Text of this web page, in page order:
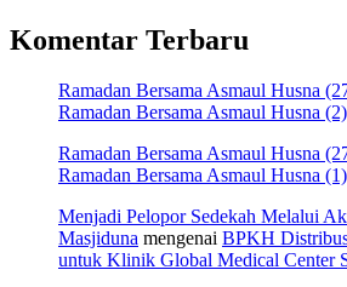
Komentar Terbaru
Ramadan Bersama Asmaul Husna
Ramadan Bersama Asmaul Husna (2)
Ramadan Bersama Asmaul Husna
Ramadan Bersama Asmaul Husna (1)
Menjadi Pelopor Sedekah Melalui
Masjiduna mengenai BPKH
untuk Klinik Global Medical Center